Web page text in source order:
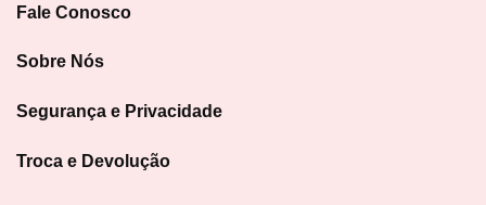
Fale Conosco
Sobre Nós
Segurança e Privacidade
Troca e Devolução